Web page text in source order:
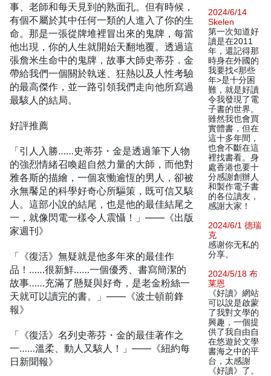
事、老師和每天見到的熟面孔。但有時候，
有個不屬於其中任何一類的人進入了你的生
命。那是一張從牌堆裡冒出來的鬼牌，每當
他出現，你的人生就開始天翻地覆。透過這
張詹米生命中的鬼牌，故事大師史蒂芬．金
帶給我們一個關於執迷、狂熱以及人性考驗
的最高傑作，並一路引領我們走向他所寫過
最駭人的結局。
好評推薦
「引人入勝……史蒂芬・金是透過筆下人物
的強烈情緒召喚超自然力量的大師，而他對
雅各斯的描繪，一個哀慟逾恆的男人，卻被
永無饜足的科學好奇心所驅策，既可信又駭
人。這部小說的結尾，也是他的最佳結尾之
一，就像閃電一樣令人震懾！」——《出版
家週刊》
「《復活》無疑就是他多年來的最佳作
品！……很新鮮……一個優秀、書寫簡潔的
故事……充滿了懸疑與好奇，是老金粉絲一
天就可以讀完的書。」——《波士頓前鋒
報》
「《復活》名列史蒂芬・金的最佳著作之
一……溫柔、動人又駭人！」——《紐約每
日新聞報》
2024/6/14
Skelen
第一次知道好
讀是在2011
年，還記得那
時身在外國的
我要找<那些
年>是十分困
難，就是好讀
令我發現了電
子書的世界。
雖然我也會買
實體書，但在
這十多年間，
也會不斷在這
裡找書看。身
處香港也要十
分感謝創辦人
和製作電子書
的各位讀友，
感謝大家！
2024/6/1 德瑞
克
感谢你无私的
分享。
2024/5/18 布
莱恩
《好讀》網站
可以說是啟蒙
了我對文學的
興趣，一個提
供了我自由自
在悠遊於文學
書海之中的平
台，太感謝
《好讀》了。